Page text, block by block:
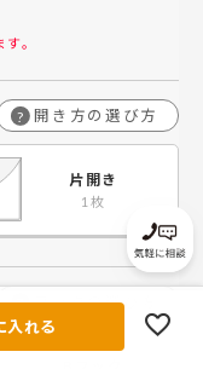
ドレープカーテン
した。窓が部屋一
るのでネットで
を調べてこちらに辿
した。とても良心的
ったので正直それほ
ずに賭けに出るつも
したのですが大正解
色も質感も高級感が
イなドレープで部屋
ラリと変わりまし
屋のカーテンもこ
調します！最高の買
た。有難うございま
った通り、生地が柔
。
? 開き方の選び方
片開き
? フックの選び方
入れる